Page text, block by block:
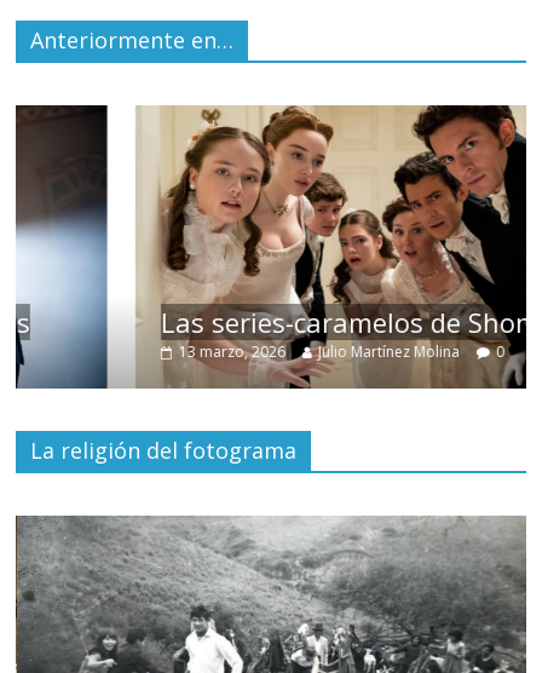
Anteriormente en…
Las series-caramelos de Shondaland
13 marzo, 2026 Julio Martínez Molina 0
La religión del fotograma